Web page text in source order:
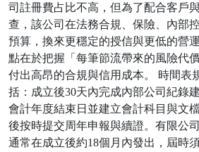
司註冊費占比不高，但為了配合客戶
查，該公司在法務合規、保險、內部
預算，換來更穩定的授信與更低的營
點在於把握「每筆節流帶來的風險代
付出高昂的合規與信用成本。 時間表
括：成立後30天內完成內部公司紀錄
會計年度結束日並建立會計科目與文
後按時提交周年申報與續證。有限公
通常在成立後約18個月內發出，屆時